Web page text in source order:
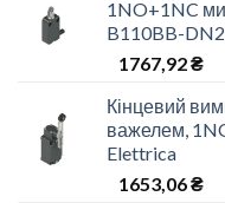
1NO+1NC
B110BB-
1767,92₴
Кінцевий
важелем,
Elettrica
1653,06₴